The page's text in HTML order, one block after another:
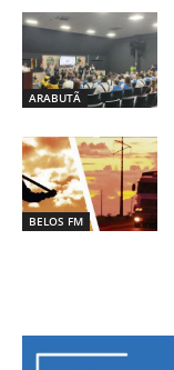
ARABUTÃ
BELOS FM